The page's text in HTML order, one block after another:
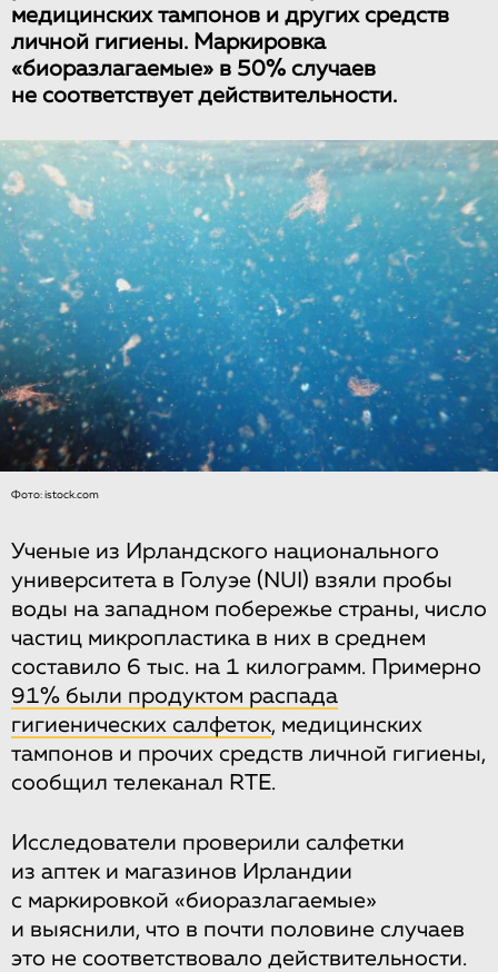
медицинских тампонов и других средств
личной гигиены. Маркировка
«биоразлагаемые» в 50% случаев
не соответствует действительности.
Фото: istock.com
Ученые из Ирландского национального
университета в Голуэе (NUI) взяли пробы
воды на западном побережье страны, число
частиц микропластика в них в среднем
составило 6 тыс. на 1 килограмм. Примерно
91% были продуктом распада
гигиенических салфеток, медицинских
тампонов и прочих средств личной гигиены,
сообщил телеканал RTE.
Исследователи проверили салфетки
из аптек и магазинов Ирландии
с маркировкой «биоразлагаемые»
и выяснили, что в почти половине случаев
это не соответствовало действительности.